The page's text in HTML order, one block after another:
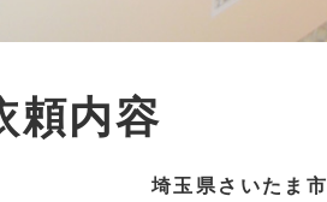
頼内容
埼玉県さいたま